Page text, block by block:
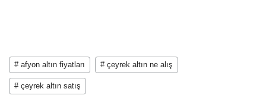
# afyon altın fiyatları # çeyrek altın ne alış
# çeyrek altın satış